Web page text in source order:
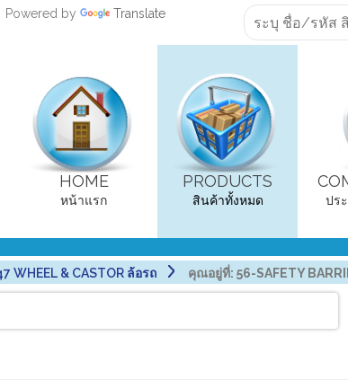
Powered by Translate
HOME
หน้าแรก
PRODUCTS
สินค้าทั้งหมด ปร
WHEEL & CASTOR ล้อรถ คุณอยู่ที่: 56-SAFETY